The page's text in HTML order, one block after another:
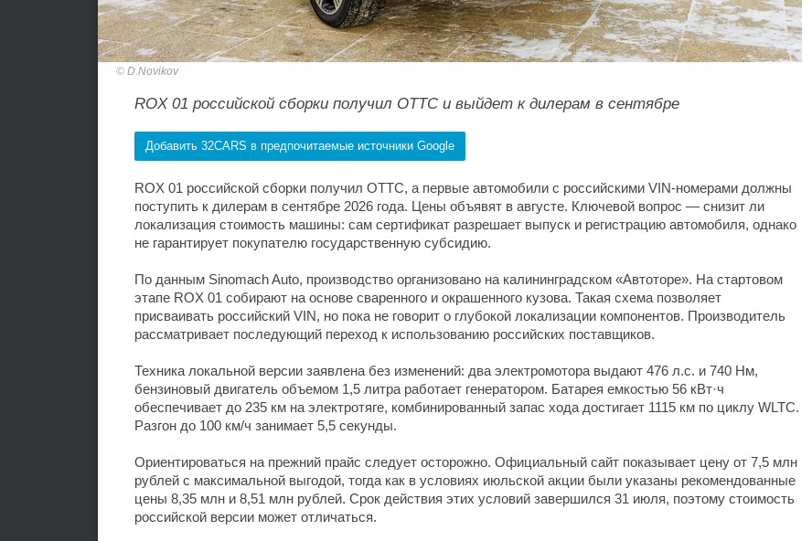
D.Novikov
ROX 01 российской сборки получил ОТТС и выйдет к дилерам в сентябре
Добавить 32CARS в предпочитаемые источники Google
ROX 01 российской сборки получил ОТТС, а первые автомобили с российскими VIN-номерами должны
поступить к дилерам в сентябре 2026 года. Цены объявят в августе. Ключевой вопрос — снизит ли
локализация стоимость машины: сам сертификат разрешает выпуск и регистрацию автомобиля, однако
не гарантирует покупателю государственную субсидию.
По данным Sinomach Auto, производство организовано на калининградском «Автоторе». На стартовом
этапе ROX 01 собирают на основе сваренного и окрашенного кузова. Такая схема позволяет
присваивать российский VIN, но пока не говорит о глубокой локализации компонентов. Производитель
рассматривает последующий переход к использованию российских поставщиков.
Техника локальной версии заявлена без изменений: два электромотора выдают 476 л.с. и 740 Нм,
бензиновый двигатель объемом 1,5 литра работает генератором. Батарея емкостью 56 кВт·ч
обеспечивает до 235 км на электротяге, комбинированный запас хода достигает 1115 км по циклу WLTC.
Разгон до 100 км/ч занимает 5,5 секунды.
Ориентироваться на прежний прайс следует осторожно. Официальный сайт показывает цену от 7,5 млн
рублей с максимальной выгодой, тогда как в условиях июльской акции были указаны рекомендованные
цены 8,35 млн и 8,51 млн рублей. Срок действия этих условий завершился 31 июля, поэтому стоимость
российской версии может отличаться.